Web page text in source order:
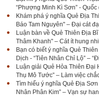
“Phượng Minh Kì Sơn” -
Khám phá ý nghĩa Quẻ Địa
Báo Tam Nguyên" – Đại cát
Luận bàn về Quẻ Thiên Địa
Thâm Khanh" – Cát ít hung
Bạn có biết ý nghĩa Quẻ
Dịch - “Tiên Nhân Chỉ Lộ” –
Luận giải Quẻ Hỏa Thiên Đại
Thụ Mô Tước” – Làm việc
Tìm hiểu ý nghĩa Quẻ Địa
Nhân Phân Kim” – Vạn sự